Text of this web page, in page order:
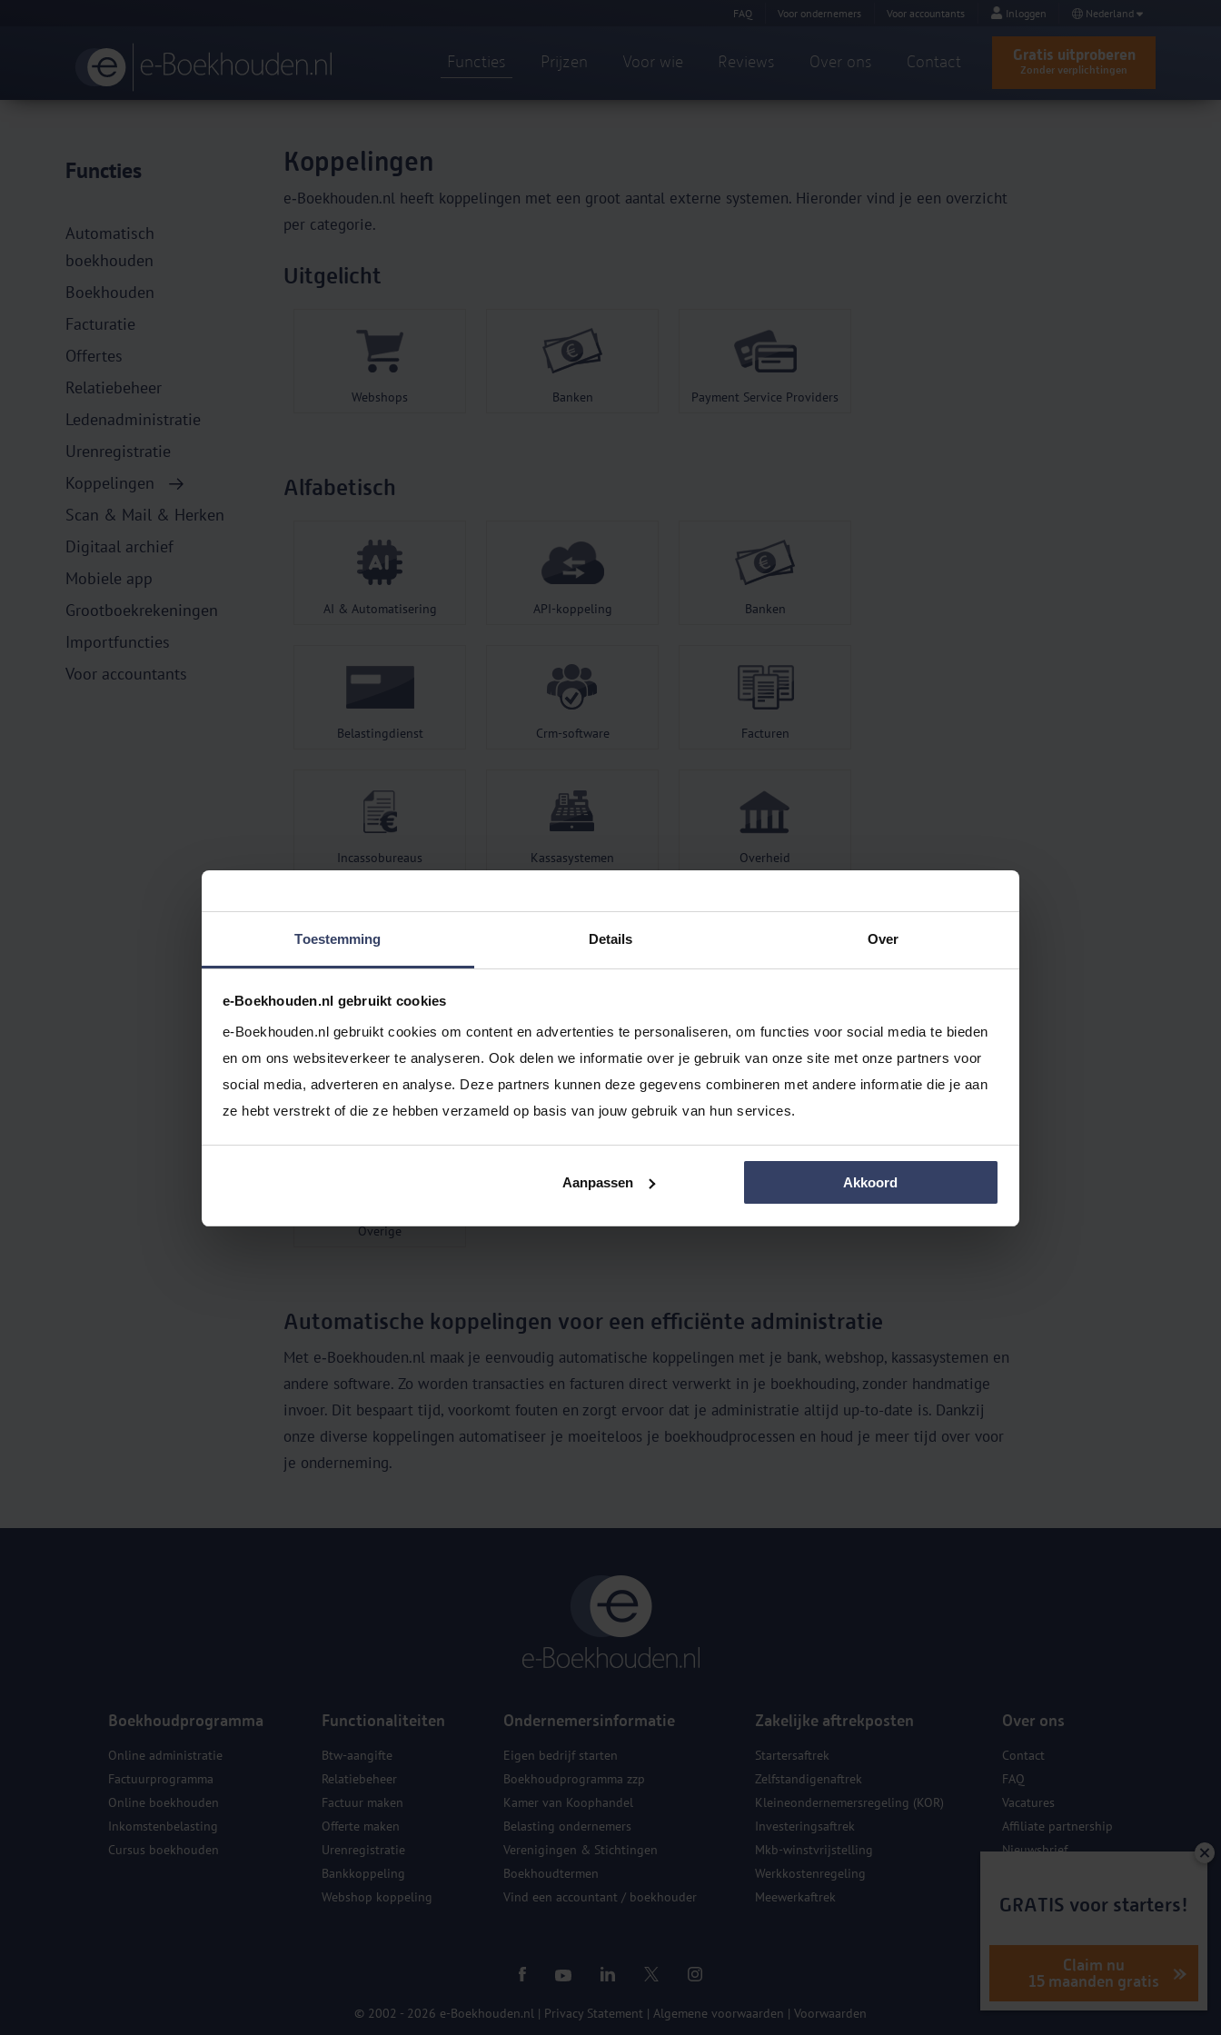
Toestemming Details Over
e-Boekhouden.nl gebruikt cookies
e-Boekhouden.nl gebruikt cookies om content en advertenties te personaliseren, om functies voor social media te bieden
en om ons websiteverkeer te analyseren. Ook delen we informatie over je gebruik van onze site met onze partners voor
social media, adverteren en analyse. Deze partners kunnen deze gegevens combineren met andere informatie die je aan
ze hebt verstrekt of die ze hebben verzameld op basis van jouw gebruik van hun services.
Aanpassen Akkoord
FAQ Voor ondernemers Voor accountants Inloggen Nederland
Gratis uitproberen
Zonder verplichtingen
Functies Prijzen Voor wie Reviews Over ons Contact
Functies
Automatisch
boekhouden
Boekhouden
Facturatie
Offertes
Relatiebeheer
Ledenadministratie
Urenregistratie
Koppelingen
Scan & Mail & Herken
Digitaal archief
Mobiele app
Grootboekrekeningen
Importfuncties
Voor accountants
Koppelingen
e‑Boekhouden.nl heeft koppelingen met een groot aantal externe systemen. Hieronder vind je een overzicht
per categorie.
Uitgelicht
Webshops Banken Payment Service Providers
Alfabetisch
AI & Automatisering API-koppeling Banken
Belastingdienst Crm-software Facturen
Incassobureaus Kassasystemen Overheid
Salarissoftware Urenregistratiesoftware Webshops
Overige
Automatische koppelingen voor een efficiënte administratie
Met e‑Boekhouden.nl maak je eenvoudig automatische koppelingen met je bank, webshop, kassasystemen en
andere software. Zo worden transacties en facturen direct verwerkt in je boekhouding, zonder handmatige
invoer. Dit bespaart tijd, voorkomt fouten en zorgt ervoor dat je administratie altijd up-to-date is. Dankzij
onze diverse koppelingen automatiseer je moeiteloos je boekhoudprocessen en houd je meer tijd over voor
je onderneming.
Boekhoudprogramma
Online administratie
Factuurprogramma
Online boekhouden
Inkomstenbelasting
Cursus boekhouden
Functionaliteiten
Btw-aangifte
Relatiebeheer
Factuur maken
Offerte maken
Urenregistratie
Bankkoppeling
Webshop koppeling
Ondernemersinformatie
Eigen bedrijf starten
Boekhoudprogramma zzp
Kamer van Koophandel
Belasting ondernemers
Verenigingen & Stichtingen
Boekhoudtermen
Vind een accountant / boekhouder
Zakelijke aftrekposten
Startersaftrek
Zelfstandigenaftrek
Kleineondernemersregeling (KOR)
Investeringsaftrek
Mkb-winstvrijstelling
Werkkostenregeling
Meewerkaftrek
Over ons
Contact
FAQ
Vacatures
Affiliate partnership
Nieuwsbrief
© 2002 - 2026 e-Boekhouden.nl | Privacy Statement | Algemene voorwaarden | Voorwaarden
GRATIS voor starters!
Claim nu
15 maanden gratis